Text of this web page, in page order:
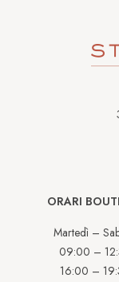
ORARI
Martedì –
09:00 –
16:00 –